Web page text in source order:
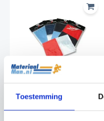
Toestemming
Cornervlag Effen